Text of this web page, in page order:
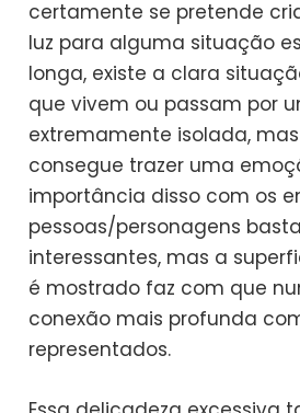
certamente se pretende
luz para alguma situação
longa, existe a clara
que vivem ou passam por
extremamente isolada,
consegue trazer uma
importância disso com os
pessoas/personagens
interessantes, mas a
é mostrado faz com que
conexão mais profunda
representados.